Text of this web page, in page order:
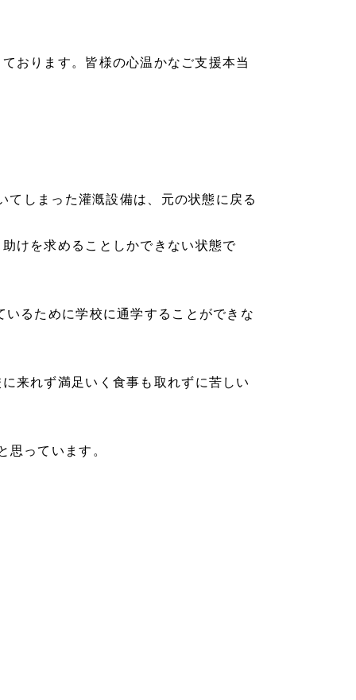
おります。皆様の心温かなご支援本当
しまった灌漑設備は、元の状態に戻る
けを求めることしかできない状態で
るために学校に通学することができな
来れず満足いく食事も取れずに苦しい
っています。